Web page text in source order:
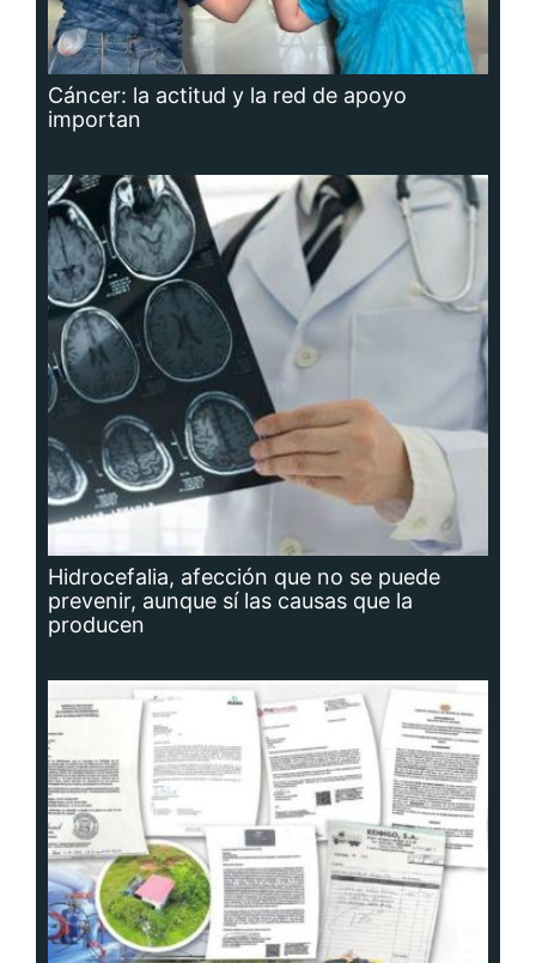
Cáncer: la actitud y la red de apoyo
importan
Hidrocefalia, afección que no se puede
prevenir, aunque sí las causas que la
producen